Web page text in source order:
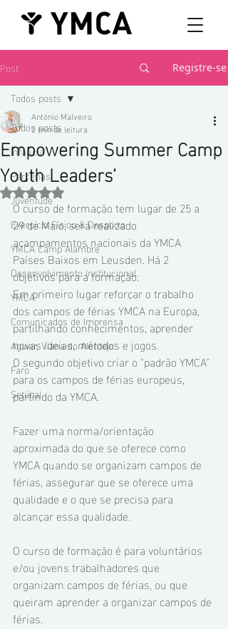
Post Registre-se
Todos posts
Infância
Parcerias
Juventude
Exercício Físico & Desporto
YMCA Camp Alambre
Desenvolvimento Institucional
YMCA
Comunicados de Imprensa
Aguiar, Viana do Alentejo
Faro
Setúbal
Todos posts
Empowering Summer Camp
Youth Leaders’
António Malveiro
2 min de leitura
Avaliado com NaN de 5 estrelas.
O curso de formação tem lugar de 25 a
29 de Maio, será realizado
acampamentos nacionais da YMCA
Países Baixos em Leusden. Há 2
objetivos para a formação:
Em primeiro lugar reforçar o trabalho
dos campos de férias YMCA na Europa,
partilhando conhecimentos, aprender
novas ideias, métodos e jogos.
O segundo objetivo criar o "padrão YMCA"
para os campos de férias europeus,
partindo da YMCA.
Fazer uma norma/orientação
aproximada do que se oferece como
YMCA quando se organizam campos de
férias, assegurar que se oferece uma
qualidade e o que se precisa para
alcançar essa qualidade.
O curso de formação é para voluntários
e/ou jovens trabalhadores que
organizam campos de férias, ou que
queiram aprender a organizar campos de
férias.